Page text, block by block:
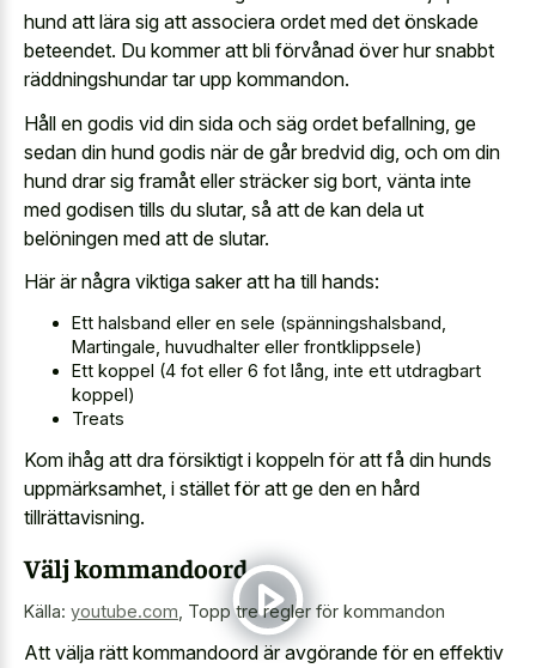
hund att lära sig att associera ordet med det önskade
beteendet. Du kommer att bli förvånad över hur snabbt
räddningshundar tar upp kommandon.
Håll en godis vid din sida och säg ordet befallning, ge
sedan din hund godis när de går bredvid dig, och om din
hund drar sig framåt eller sträcker sig bort, vänta inte
med godisen tills du slutar, så att de kan dela ut
belöningen med att de slutar.
Här är några viktiga saker att ha till hands:
Ett halsband eller en sele (spänningshalsband,
Martingale, huvudhalter eller frontklippsele)
Ett koppel (4 fot eller 6 fot lång, inte ett utdragbart
koppel)
Treats
Kom ihåg att dra försiktigt i koppeln för att få din hunds
uppmärksamhet, i stället för att ge den en hård
tillrättavisning.
Välj kommandoord
Källa: youtube.com Topp tre regler för kommandon
Att välja rätt kommandoord är avgörande för en effektiv